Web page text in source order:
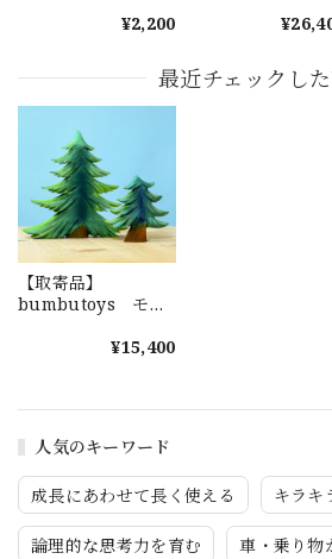
人気のキーワード
成長にあわせて長く使える キラキ
論理的な思考力を育む 車・乗り物
¥2,200
最近チェックし
【取寄品】
bumbutoys モミ
¥15,400